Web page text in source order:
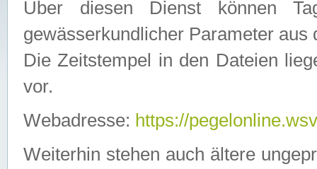
Über diesen Dienst können
gewässerkundlicher Parameter aus
Die Zeitstempel in den Dateien
vor.
Webadresse: https://
Weiterhin stehen auch ältere